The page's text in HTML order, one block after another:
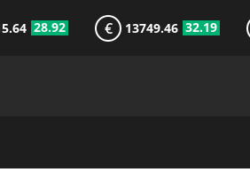
28.92 € 13749.46 32.19